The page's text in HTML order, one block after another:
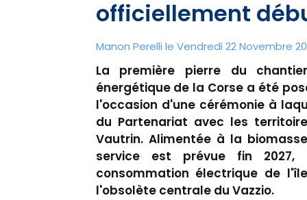
officiellement
Manon Perelli le Vendredi 22 Novembre
La première pierre du
énergétique de la Corse a été
l'occasion d'une cérémonie à
du Partenariat avec les
Vautrin. Alimentée à la
service est prévue fin
consommation électrique de
l'obsolète centrale du Vazzio.